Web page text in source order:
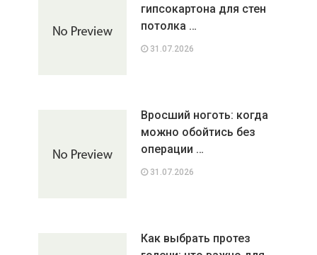
гипсокартона для стен
потолка …
31.07.2026
Вросший ноготь: когда
можно обойтись без
операции …
31.07.2026
Как выбрать протез